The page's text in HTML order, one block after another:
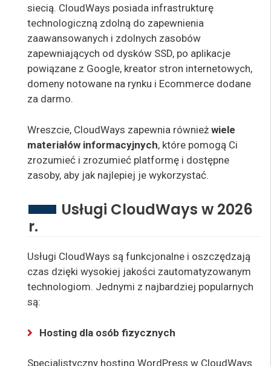
siecią. CloudWays posiada infrastrukturę
technologiczną zdolną do zapewnienia
zaawansowanych i zdolnych zasobów
zapewniających od dysków SSD, po aplikacje
powiązane z Google, kreator stron internetowych,
domeny notowane na rynku i Ecommerce dodane
za darmo.
Wreszcie, CloudWays zapewnia również wiele
materiałów informacyjnych, które pomogą Ci
zrozumieć i zrozumieć platformę i dostępne
zasoby, aby jak najlepiej je wykorzystać.
Usługi CloudWays w 2026
r.
Usługi CloudWays są funkcjonalne i oszczędzają
czas dzięki wysokiej jakości zautomatyzowanym
technologiom. Jednymi z najbardziej popularnych
są:
Hosting dla osób fizycznych
Specjalistyczny hosting WordPress w CloudWays